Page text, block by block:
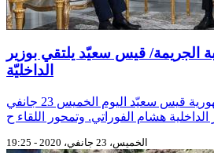
الجريمة/ قيس سعيّد يلتقي بوزير
الداخليّة
زووم- استقبل رئيس الجمهورية قيس سعيّد اليوم الخميس 23 جانفي
الخميس، 23 جانفي، 2020 - 19:25